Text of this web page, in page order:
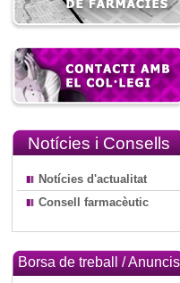
Notícies i Consells
Notícies d'actualitat
Consell farmacèutic
Borsa de treball / Anuncis